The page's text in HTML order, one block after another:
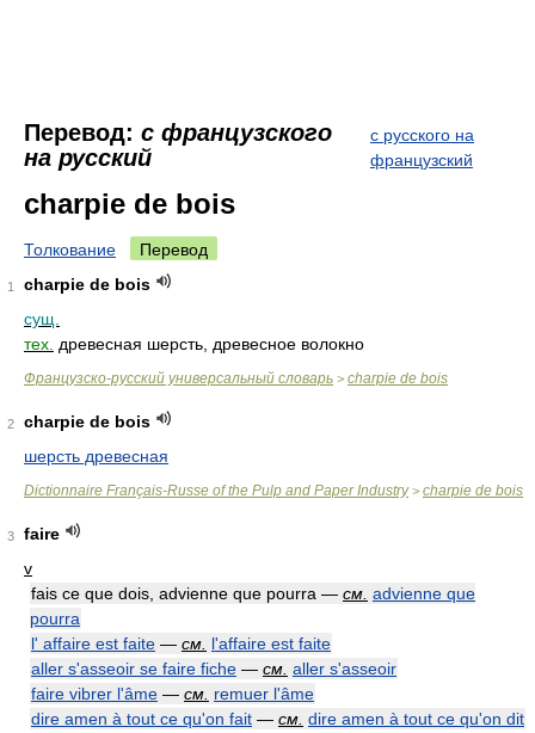
Перевод: с французского
на русский
с русского на
французский
charpie de bois
Толкование Перевод
1
charpie de bois
сущ.
тех. древесная шерсть, древесное волокно
Французско-русский универсальный словарь > charpie de bois
2
charpie de bois
шерсть древесная
Dictionnaire Français-Russe of the Pulp and Paper Industry> charpie de bois
3
faire
v
fais ce que dois, advienne que pourra — см. advienne que
pourra
l' affaire est faite — см. l'affaire est faite
aller s'asseoir se faire fiche — см. aller s'asseoir
faire vibrer l'âme — см. remuer l'âme
dire amen à tout ce qu'on fait — см. dire amen à tout ce qu'on dit